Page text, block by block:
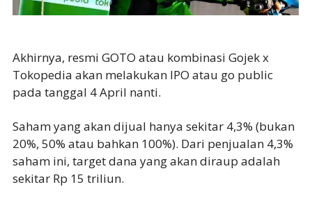
Akhirnya, resmi GOTO atau kombinasi Gojek x
Tokopedia akan melakukan IPO atau go public
pada tanggal 4 April nanti.
Saham yang akan dijual hanya sekitar 4,3% (bukan
20%, 50% atau bahkan 100%). Dari penjualan 4,3%
saham ini, target dana yang akan diraup adalah
sekitar Rp 15 triliun.